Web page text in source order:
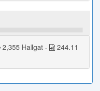
2,355 Hallgat -
244.11